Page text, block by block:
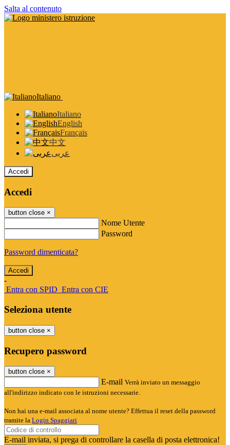
Salta al contenuto
Italiano
Italiano
English
Français
中文
عربى
Accedi
Accedi
button close ×
Nome Utente
Password
Password dimenticata?
-
Entra con SPID Entra con CIE
Seleziona utente
button close ×
Recupero password
button close ×
E-mail Verrà inviato un messaggio
all'indirizzo indicato con le istruzioni necessarie.
Non hai una e-mail associata al nome utente? Effettua il reset della password
tramite la Login Spaggiari
E-mail inviata, si prega di controllare la casella di posta elettronica!